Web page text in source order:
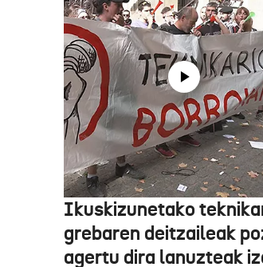
Ikuskizunetako
grebaren deitzaileak
agertu dira lanuzteak